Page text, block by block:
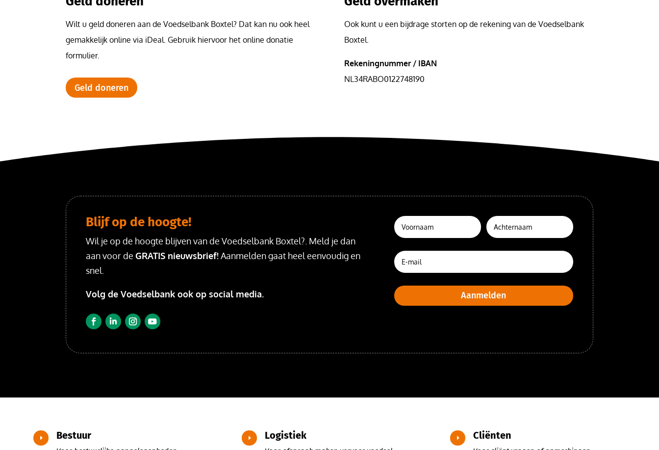
Wilt u geld doneren aan de Voedselbank Boxtel? Dat kan nu ook heel
gemakkelijk online via iDeal. Gebruik hiervoor het online donatie
formulier.
Geld doneren
Ook kunt u een bijdrage storten op de rekening van de Voedselbank
Boxtel.
Rekeningnummer / IBAN
NL34RABO0122748190
Blijf op de hoogte!
Wil je op de hoogte blijven van de Voedselbank Boxtel?. Meld je dan
aan voor deGRATIS nieuwsbrief!Aanmelden gaat heel eenvoudig en
snel.
Volg de Voedselbank ook op social media. Aanmelden
E Bestuur E Logistiek E Cliënten